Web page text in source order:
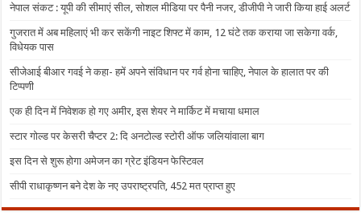
नेपाल संकट : यूपी की सीमाएं सील, सोशल मीडिया पर पैनी नजर, डीजीपी ने जारी किया हाई अलर्ट
गुजरात में अब महिलाएं भी कर सकेंगी नाइट शिफ्ट में काम, 12 घंटे तक कराया जा सकेगा वर्क,
विधेयक पास
सीजेआई बीआर गवई ने कहा- हमें अपने संविधान पर गर्व होना चाहिए, नेपाल के हालात पर की
टिप्पणी
एक ही दिन में निवेशक हो गए अमीर, इस शेयर ने मार्किट में मचाया धमाल
स्टार गोल्ड पर केसरी चैप्टर 2: दि अनटोल्ड स्टोरी ऑफ जलियांवाला बाग
इस दिन से शुरू होगा अमेजन का ग्रेट इंडियन फेस्टिवल
सीपी राधाकृष्णन बने देश के नए उपराष्ट्रपति, 452 मत प्राप्त हुए